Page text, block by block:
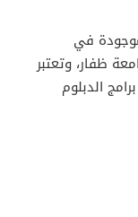
في
ظفار، وتعتبر
الدبلوم